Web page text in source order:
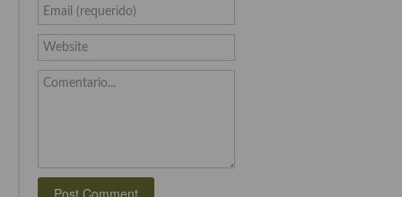
Email (requerido)
Website
Comentario...